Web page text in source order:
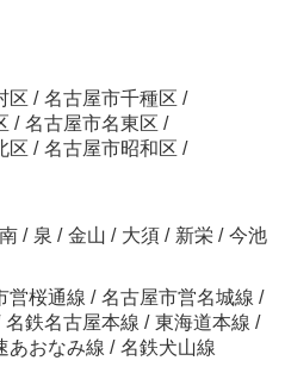
区 / 名古屋市千種区 /
/ 名古屋市名東区 /
区 / 名古屋市昭和区 /
/ 泉 / 金山 / 大須 / 新栄 / 今池
営桜通線 / 名古屋市営名城線 /
名鉄名古屋本線 / 東海道本線 /
あおなみ線 / 名鉄犬山線